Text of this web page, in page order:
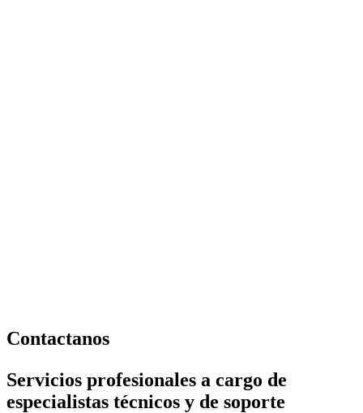
Contactanos
Servicios profesionales a cargo de
especialistas técnicos y de soporte